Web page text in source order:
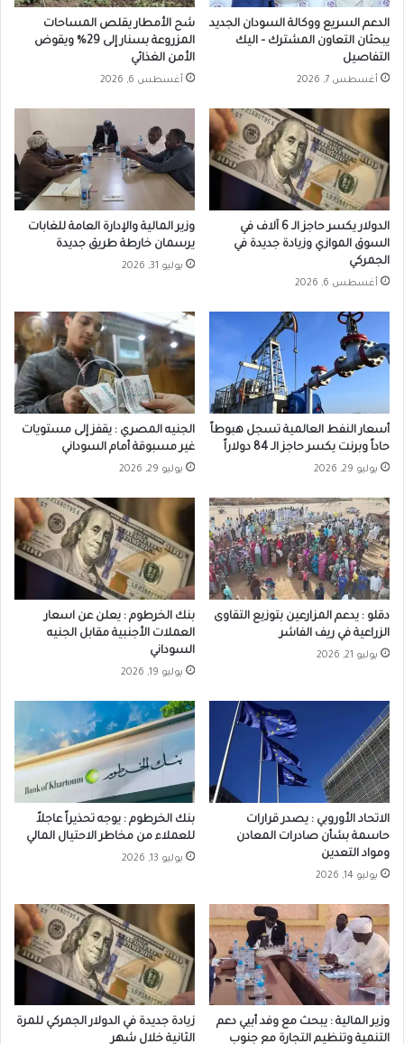
الدعم السريع ووكالة السودان الجديد
يبحثان التعاون المشترك – اليك
التفاصيل
أغسطس 7, 2026
شح الأمطار يقلص المساحات
المزروعة بسنار إلى 29% ويقوض
الأمن الغذائي
أغسطس 6, 2026
الدولار يكسر حاجز الـ 6 آلاف في
السوق الموازي وزيادة جديدة في
الجمركي
أغسطس 6, 2026
وزير المالية والإدارة العامة للغابات
يرسمان خارطة طريق جديدة
يوليو 31, 2026
أسعار النفط العالمية تسجل هبوطاً
حاداً وبرنت يكسر حاجز الـ 84 دولاراً
يوليو 29, 2026
الجنيه المصري : يقفز إلى مستويات
غير مسبوقة أمام السوداني
يوليو 29, 2026
دقلو : يدعم المزارعين بتوزيع التقاوى
الزراعية في ريف الفاشر
يوليو 21, 2026
بنك الخرطوم : يعلن عن اسعار
العملات الأجنبية مقابل الجنيه
السوداني
يوليو 19, 2026
الاتحاد الأوروبي : يصدر قرارات
حاسمة بشأن صادرات المعادن
ومواد التعدين
يوليو 14, 2026
بنك الخرطوم : يوجه تحذيراً عاجلاً
للعملاء من مخاطر الاحتيال المالي
يوليو 13, 2026
وزير المالية : يبحث مع وفد أبيي دعم
التنمية وتنظيم التجارة مع جنوب
زيادة جديدة في الدولار الجمركي للمرة
الثانية خلال شهر